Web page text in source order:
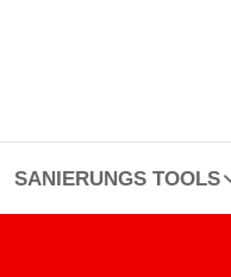
SANIERUNGS TOOLS